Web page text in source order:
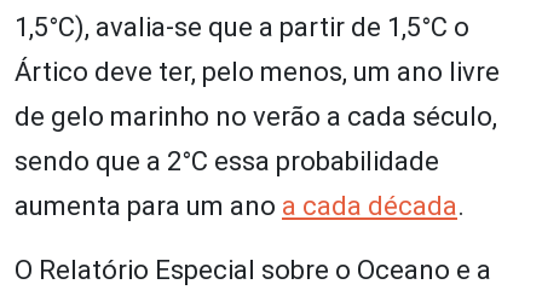
1,5°C), avalia-se que a partir de 1,5°C o
Ártico deve ter, pelo menos, um ano livre
de gelo marinho no verão a cada século,
sendo que a 2°C essa probabilidade
aumenta para um ano a cada década.
O Relatório Especial sobre o Oceano e a